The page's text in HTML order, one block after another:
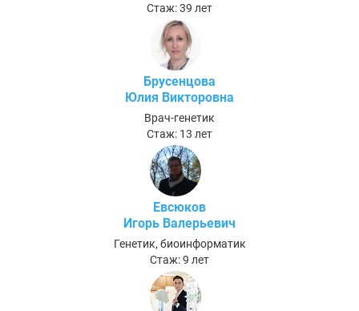
Стаж: 39 лет
Брусенцова
Юлия Викторовна
Врач-генетик
Стаж: 13 лет
Евсюков
Игорь Валерьевич
Генетик, биоинформатик
Стаж: 9 лет